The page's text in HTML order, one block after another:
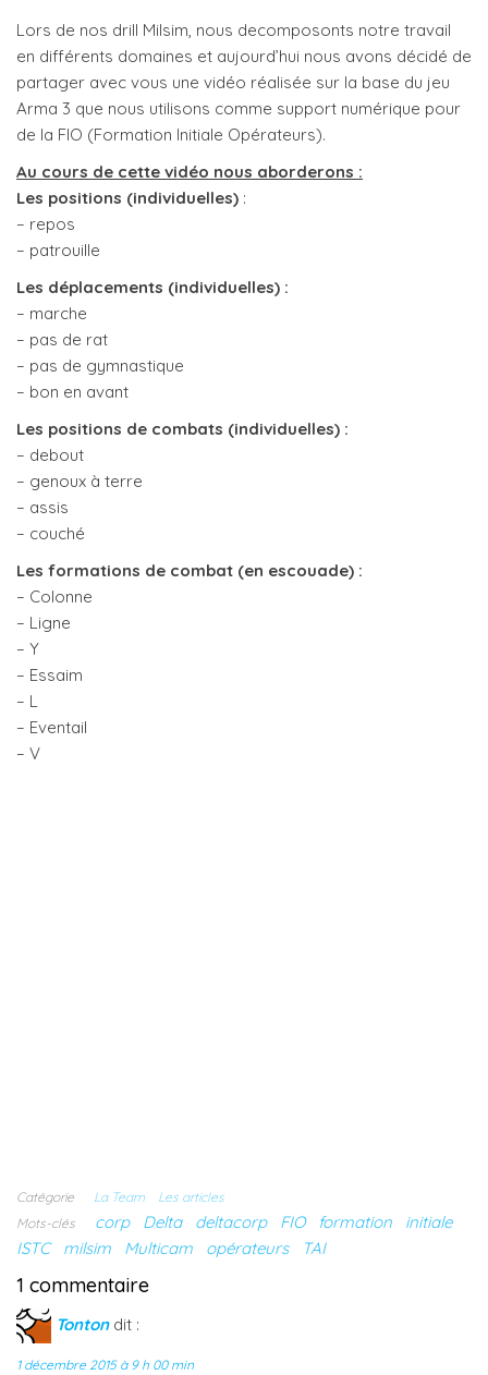
Lors de nos drill Milsim, nous decomposonts notre travail
en différents domaines et aujourd’hui nous avons décidé de
partager avec vous une vidéo réalisée sur la base du jeu
Arma 3 que nous utilisons comme support numérique pour
de la FIO (Formation Initiale Opérateurs).
Au cours de cette vidéo nous aborderons :
Les positions (individuelles) :
– repos
– patrouille
Les déplacements (individuelles) :
– marche
– pas de rat
– pas de gymnastique
– bon en avant
Les positions de combats (individuelles) :
– debout
– genoux à terre
– assis
– couché
Les formations de combat (en escouade) :
– Colonne
– Ligne
– Y
– Essaim
– L
– Eventail
– V
Catégorie La Team
Les articles
Mots-clés
corp Delta deltacorp FIO formation
initiale
ISTC
milsim Multicam opérateurs TAI
1 commentaire
Tonton dit :
1 décembre 2015 à 9 h 00 min